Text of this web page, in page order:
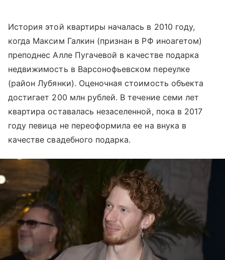
История этой квартиры началась в 2010 году,
когда Максим Галкин (признан в РФ иноагетом)
преподнес Алле Пугачевой в качестве подарка
недвижимость в Варсонофьевском переулке
(район Лубянки). Оценочная стоимость объекта
достигает 200 млн рублей. В течение семи лет
квартира оставалась незаселенной, пока в 2017
году певица не переоформила ее на внука в
качестве свадебного подарка.